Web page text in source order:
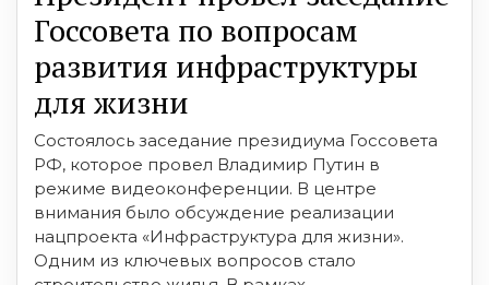
Госсовета по вопросам
развития инфраструктуры
для жизни
Состоялось заседание президиума Госсовета
РФ, которое провел Владимир Путин в
режиме видеоконференции. В центре
внимания было обсуждение реализации
нацпроекта «Инфраструктура для жизни».
Одним из ключевых вопросов стало